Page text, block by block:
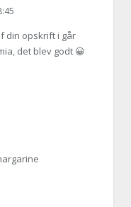
din opskrift i går
det blev godt 😀